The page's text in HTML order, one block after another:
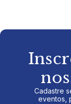
Cadastre
eventos,